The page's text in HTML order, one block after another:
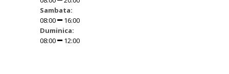
Sambata:
08:00
16:00
Duminica:
08:00
12:00